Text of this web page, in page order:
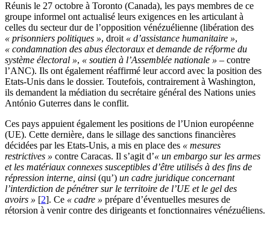
Réunis le 27 octobre à Toronto (Canada), les pays membres de ce
groupe informel ont actualisé leurs exigences en les articulant à
celles du secteur dur de l’opposition vénézuélienne (libération des
« prisonniers politiques », droit « d’assistance humanitaire »,
« condamnation des abus électoraux et demande de réforme du
système électoral », « soutien à l’Assemblée nationale » – contre
l’ANC). Ils ont également réaffirmé leur accord avec la position des
Etats-Unis dans le dossier. Toutefois, contrairement à Washington,
ils demandent la médiation du secrétaire général des Nations unies
António Guterres dans le conflit.
Ces pays appuient également les positions de l’Union européenne
(UE). Cette dernière, dans le sillage des sanctions financières
décidées par les Etats-Unis, a mis en place des « mesures
restrictives » contre Caracas. Il s’agit d’« un embargo sur les armes
et les matériaux connexes susceptibles d’être utilisés à des fins de
répression interne, ainsi (qu’) un cadre juridique concernant
l’interdiction de pénétrer sur le territoire de l’UE et le gel des
avoirs » [2]. Ce « cadre » prépare d’éventuelles mesures de
rétorsion à venir contre des dirigeants et fonctionnaires vénézuéliens.